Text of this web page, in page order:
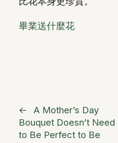
畢業送什麼花
←
A Mother’s Day
Bouquet Doesn’t Need
to Be Perfect to Be